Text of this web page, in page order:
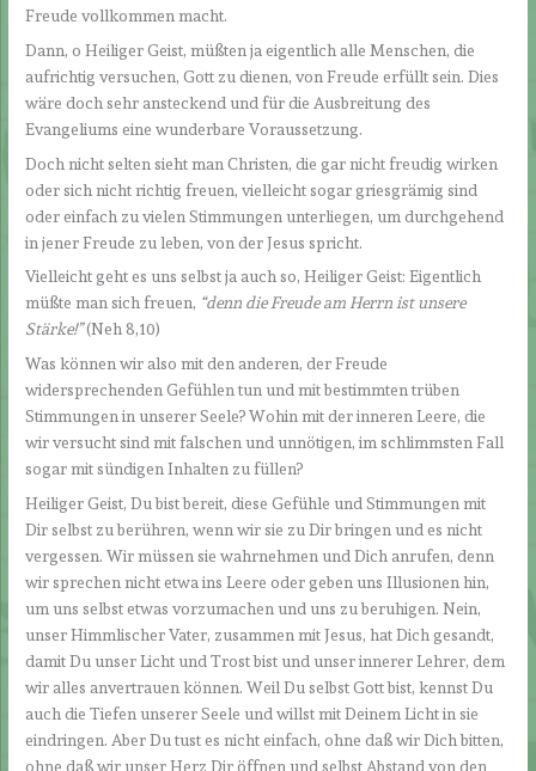
Freude vollkommen macht.
Dann, o Heiliger Geist, müßten ja eigentlich alle Menschen, die
aufrichtig versuchen, Gott zu dienen, von Freude erfüllt sein. Dies
wäre doch sehr ansteckend und für die Ausbreitung des
Evangeliums eine wunderbare Voraussetzung.
Doch nicht selten sieht man Christen, die gar nicht freudig wirken
oder sich nicht richtig freuen, vielleicht sogar griesgrämig sind
oder einfach zu vielen Stimmungen unterliegen, um durchgehend
in jener Freude zu leben, von der Jesus spricht.
Vielleicht geht es uns selbst ja auch so, Heiliger Geist: Eigentlich
müßte man sich freuen, “denn die Freude am Herrn ist unsere
Stärke!”(Neh 8,10)
Was können wir also mit den anderen, der Freude
widersprechenden Gefühlen tun und mit bestimmten trüben
Stimmungen in unserer Seele? Wohin mit der inneren Leere, die
wir versucht sind mit falschen und unnötigen, im schlimmsten Fall
sogar mit sündigen Inhalten zu füllen?
Heiliger Geist, Du bist bereit, diese Gefühle und Stimmungen mit
Dir selbst zu berühren, wenn wir sie zu Dir bringen und es nicht
vergessen. Wir müssen sie wahrnehmen und Dich anrufen, denn
wir sprechen nicht etwa ins Leere oder geben uns Illusionen hin,
um uns selbst etwas vorzumachen und uns zu beruhigen. Nein,
unser Himmlischer Vater, zusammen mit Jesus, hat Dich gesandt,
damit Du unser Licht und Trost bist und unser innerer Lehrer, dem
wir alles anvertrauen können. Weil Du selbst Gott bist, kennst Du
auch die Tiefen unserer Seele und willst mit Deinem Licht in sie
eindringen. Aber Du tust es nicht einfach, ohne daß wir Dich bitten,
ohne daß wir unser Herz Dir öffnen und selbst Abstand von den